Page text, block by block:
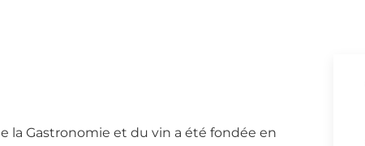
la Gastronomie et du vin a été fondée en